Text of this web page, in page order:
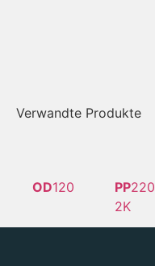
Verwandte Produkte
OD120 PP220
2K